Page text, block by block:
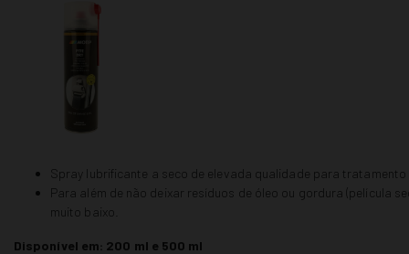
Spray lubrificante a seco de elevada qualidade para
Para além de não deixar resíduos de óleo ou gordura (película
muito baixo.
Disponível em: 200 ml e 500 ml